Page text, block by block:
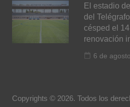
El estadio
del
césped el
renovación
6 de
Copyrights © 2026. Todos los